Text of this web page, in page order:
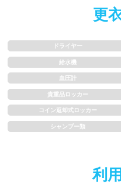
更
ドライヤー
給水機
血圧計
貴重品ロッカー
コイン返却式ロッカー
シャンプー類
利
飛び込み練習OK
ス
子供向け水泳教室